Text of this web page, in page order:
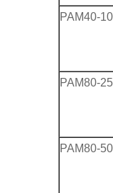
PAM40-
PAM80-25
PAM80-50